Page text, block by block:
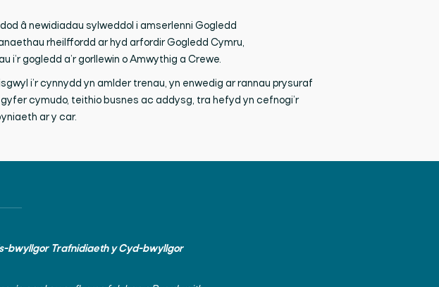
â newidiadau sylweddol i amserlenni Gogledd
rheilffordd ar hyd arfordir Gogledd Cymru,
gogledd a’r gorllewin o Amwythig a Crewe.
i’r cynnydd yn amlder trenau, yn enwedig ar rannau prysuraf
cymudo, teithio busnes ac addysg, tra hefyd yn cefnogi’r
ar y car.
bwyllgor Trafnidiaeth y Cyd-bwyllgor